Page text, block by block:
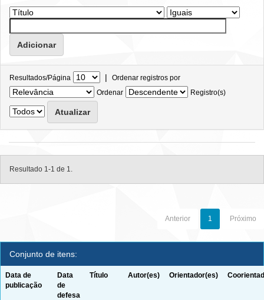
Resultados/Página | Ordenar registros por
Ordenar
Registro(s)
Resultado 1-1 de 1.
Anterior 1 Próximo
Conjunto de itens:
Data de
publicação
Data
de
defesa
Título Autor(es) Orientador(es)